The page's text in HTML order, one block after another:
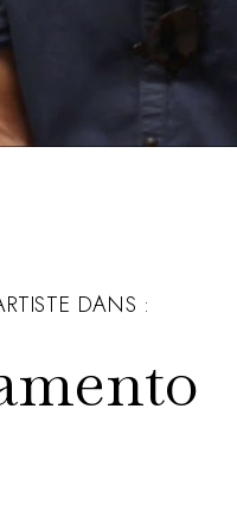
DANS :